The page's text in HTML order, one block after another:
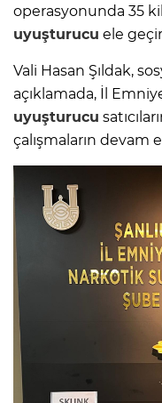
operasyonunda 35
uyuşturucu ele
Vali Hasan Şıldak,
açıklamada, İl
uyuşturucu
çalışmaların devam